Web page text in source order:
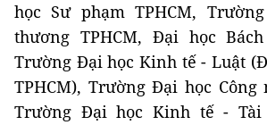
học Sư phạm TPHCM,
thương TPHCM, Đại học
Trường Đại học Kinh tế - Luật
TPHCM), Trường Đại học Công
Trường Đại học Kinh tế - Tài